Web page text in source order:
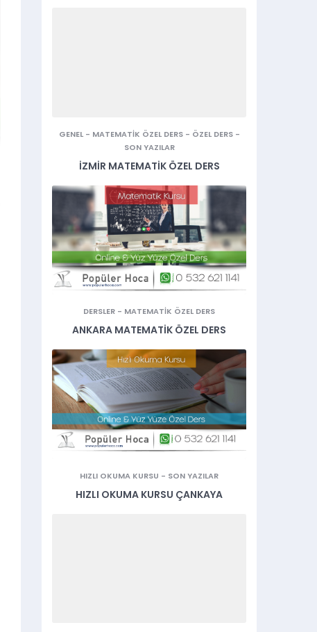
GENEL- MATEMATIK ÖZEL DERS- ÖZEL DERS-
SON YAZILAR
İZMIR MATEMATIK ÖZEL DERS
DERSLER - MATEMATIK ÖZEL DERS
ANKARA MATEMATIK ÖZEL DERS
HIZLI OKUMA KURSU - SON YAZILAR
HIZLI OKUMA KURSU ÇANKAYA